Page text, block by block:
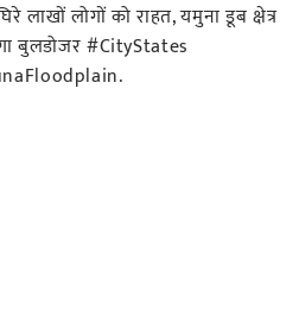
लोगों को राहत, यमुना डूब क्षेत्र
बुलडोजर #CityStates